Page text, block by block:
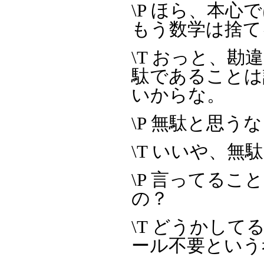
\P ほら、本心
もう数学は捨
\T おっと、勘
駄であること
いからな。
\P 無駄と思う
\T いいや、無
\P 言ってるこ
の？
\T どうかして
ール不要とい